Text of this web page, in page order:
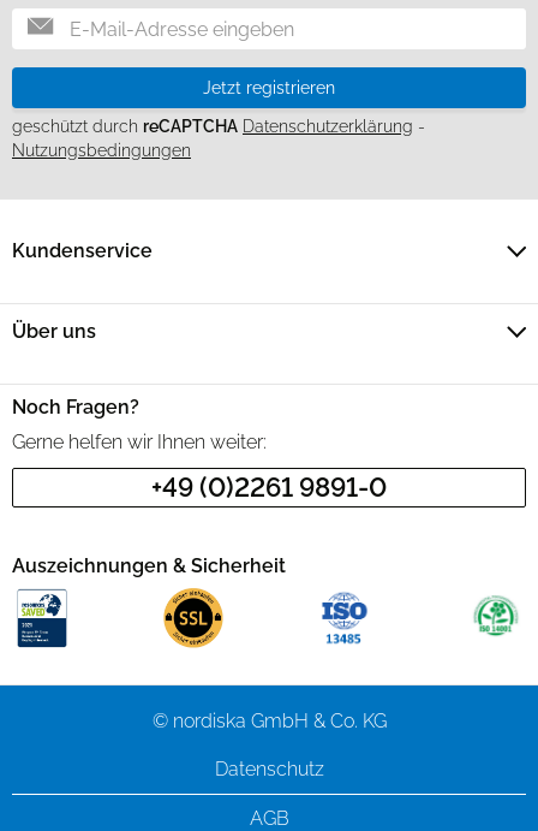
Jetzt registrieren
geschützt durch reCAPTCHA Datenschutzerklärung -
Nutzungsbedingungen
Kundenservice
Noch Fragen?
Gerne helfen wir Ihnen weiter:
+49 (0)2261 9891-0
Über uns
Auszeichnungen & Sicherheit
© nordiska GmbH & Co. KG
Datenschutz
AGB